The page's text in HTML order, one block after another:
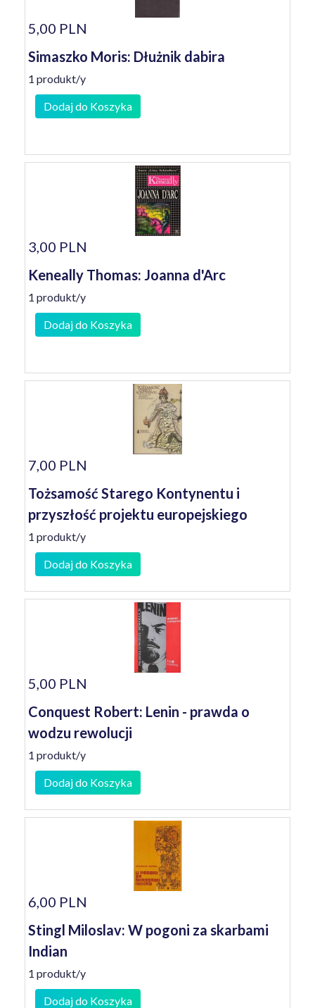
5,00 PLN
Simaszko Moris: Dłużnik dabira
1 produkt/y
Dodaj do Koszyka
3,00 PLN
Keneally Thomas: Joanna d'Arc
1 produkt/y
Dodaj do Koszyka
7,00 PLN
Tożsamość Starego Kontynentu i
przyszłość projektu europejskiego
1 produkt/y
Dodaj do Koszyka
5,00 PLN
Conquest Robert: Lenin - prawda o
wodzu rewolucji
1 produkt/y
Dodaj do Koszyka
6,00 PLN
Stingl Miloslav: W pogoni za skarbami
Indian
1 produkt/y
Dodaj do Koszyka